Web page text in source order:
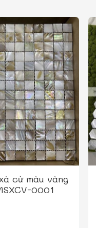
cừ màu vàng
0001